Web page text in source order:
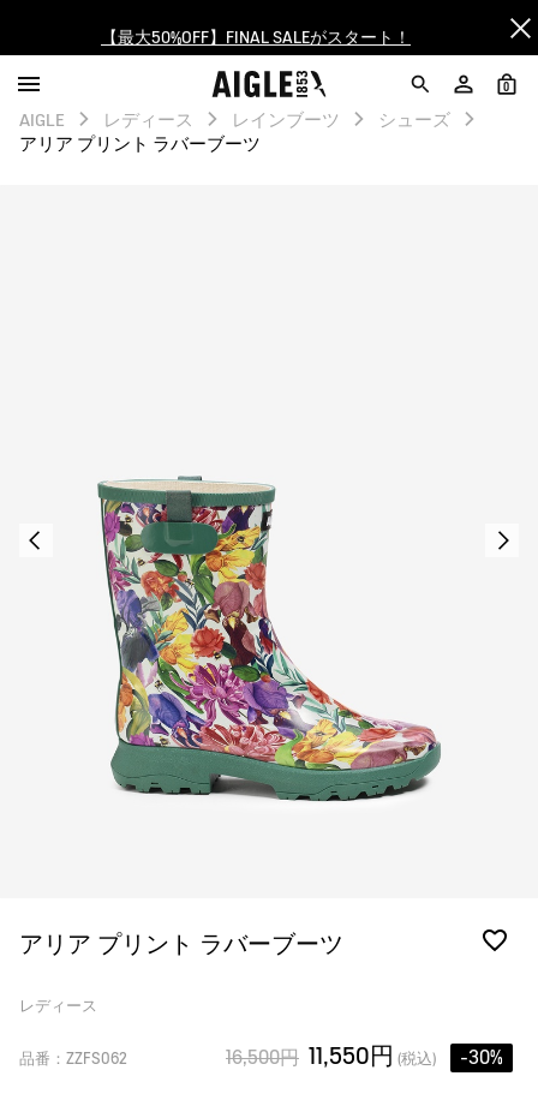
【最大50%OFF】FINAL SALEがスタート！
ログイン/会員登録で送料＆返品無料
AIGLE CLUB ポイントサービス終了のお知らせ
0
AIGLE レディース レインブーツ
シューズ
アリア プリント ラバーブーツ
アリア プリント ラバーブーツ
レディース
品番：ZZFS062 16,500円 11,550円 (税込) -30%